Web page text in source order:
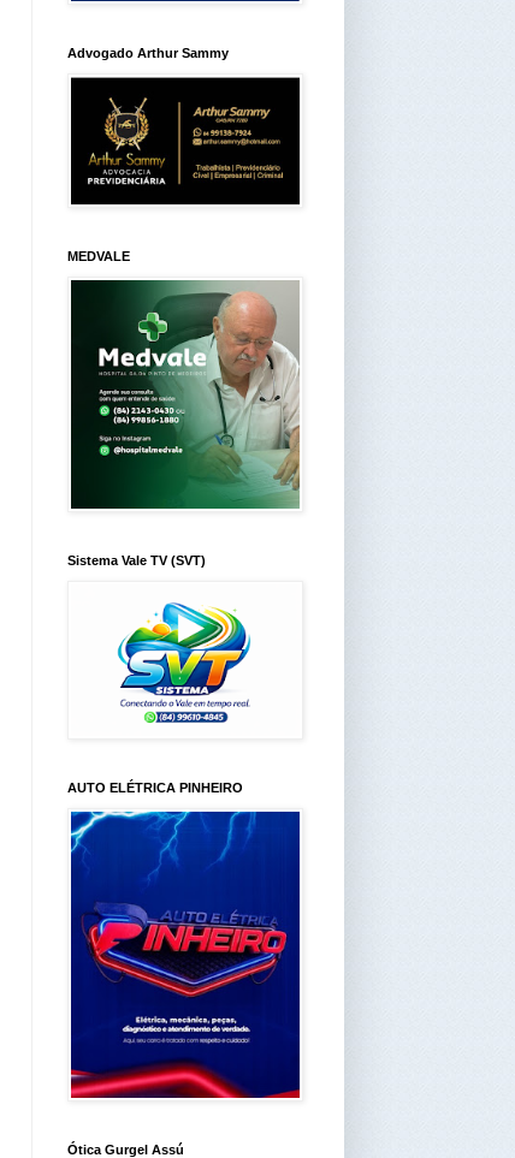
Advogado Arthur Sammy
MEDVALE
Sistema Vale TV (SVT)
AUTO ELÉTRICA PINHEIRO
Ótica Gurgel Assú